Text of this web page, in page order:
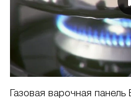
Газовая варочная панель